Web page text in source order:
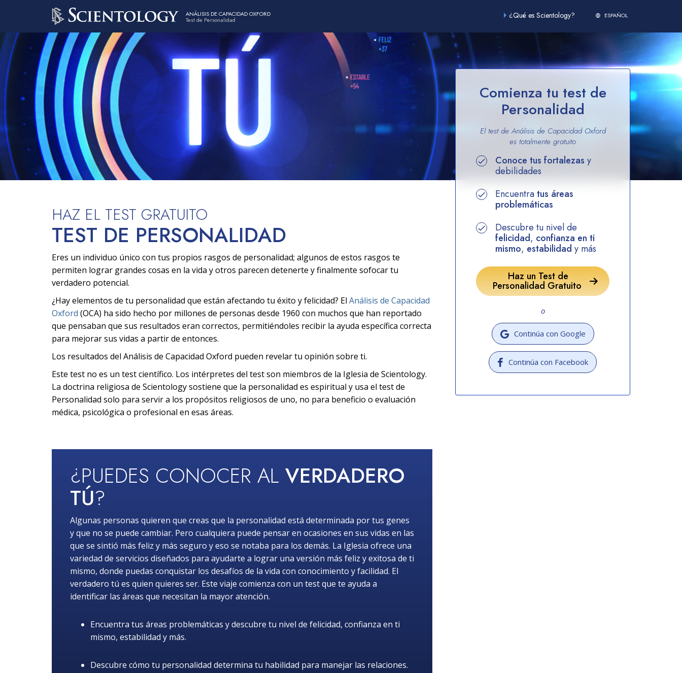
ANÁLISIS DE CAPACIDAD OXFORD
Test de Personalidad ¿Qué es Scientology? ESPAÑOL
Comienza tu test de
Personalidad
El test de Análisis de Capacidad Oxford
es totalmente gratuito
Conoce tus fortalezas y
debilidades
Encuentratus áreas
problemáticas
Descubre tu nivel de
felicidad, confianza en ti
mismo, estabilidad y más
Haz un Test de
Personalidad Gratuito
o
Continúa con Google
Continúa con Facebook
HAZ EL TEST GRATUITO
TEST DE PERSONALIDAD
Eres un individuo único con tus propios rasgos de personalidad; algunos de estos rasgos te
permiten lograr grandes cosas en la vida y otros parecen detenerte y finalmente sofocar tu
verdadero potencial.
¿Hay elementos de tu personalidad que están afectando tu éxito y felicidad? El Análisis de Capacidad
Oxford (OCA) ha sido hecho por millones de personas desde 1960 con muchos que han reportado
que pensaban que sus resultados eran correctos, permitiéndoles recibir la ayuda específica correcta
para mejorar sus vidas a partir de entonces.
Los resultados del Análisis de Capacidad Oxford pueden revelar tu opinión sobre ti.
Este test no es un test científico. Los intérpretes del test son miembros de la Iglesia de Scientology.
La doctrina religiosa de Scientology sostiene que la personalidad es espiritual y usa el test de
Personalidad solo para servir a los propósitos religiosos de uno, no para beneficio o evaluación
médica, psicológica o profesional en esas áreas.
¿PUEDES CONOCER AL VERDADERO
TÚ?
Algunas personas quieren que creas que la personalidad está determinada por tus genes
y que no se puede cambiar. Pero cualquiera puede pensar en ocasiones en sus vidas en las
que se sintió más feliz y más seguro y eso se notaba para los demás. La Iglesia ofrece una
variedad de servicios diseñados para ayudarte a lograr una versión más feliz y exitosa de ti
mismo, donde puedas conquistar los desafíos de la vida con conocimiento y facilidad. El
verdadero tú es quien quieres ser. Este viaje comienza con un test que te ayuda a
identificar las áreas que necesitan la mayor atención.
Encuentra tus áreas problemáticas y descubre tu nivel de felicidad, confianza en ti
mismo, estabilidad y más.
Descubre cómo tu personalidad determina tu habilidad para manejar las relaciones.